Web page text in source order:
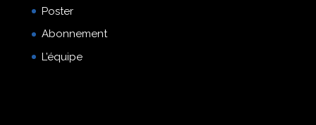
Poster
Abonnement
L’équipe